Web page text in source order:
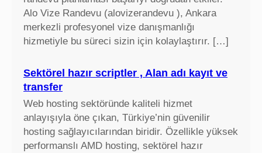
Alo Vize Randevu (alovizerandevu ), Ankara
merkezli profesyonel vize danışmanlığı
hizmetiyle bu süreci sizin için kolaylaştırır. […]
Sektörel hazır scriptler , Alan adı kayıt ve
transfer
Web hosting sektöründe kaliteli hizmet
anlayışıyla öne çıkan, Türkiye’nin güvenilir
hosting sağlayıcılarından biridir. Özellikle yüksek
performanslı AMD hosting, sektörel hazır